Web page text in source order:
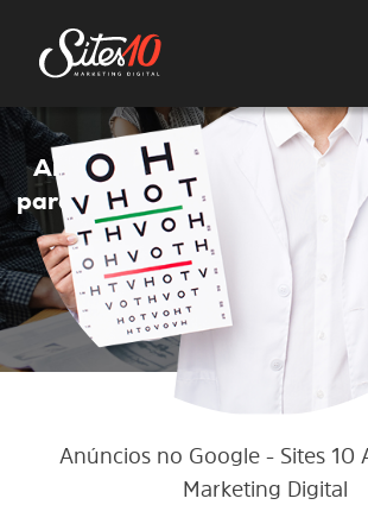
Anúnciosno Google
para OFTALMOLOGISTA
ENVIE UM WHATSAPP
Anúncios no Google- Sites 10
Marketing Digital